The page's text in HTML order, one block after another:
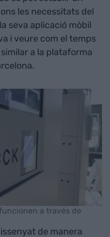
les necessitats del
seva aplicació mòbil
i veure com el temps
a la plataforma
a través de
de manera